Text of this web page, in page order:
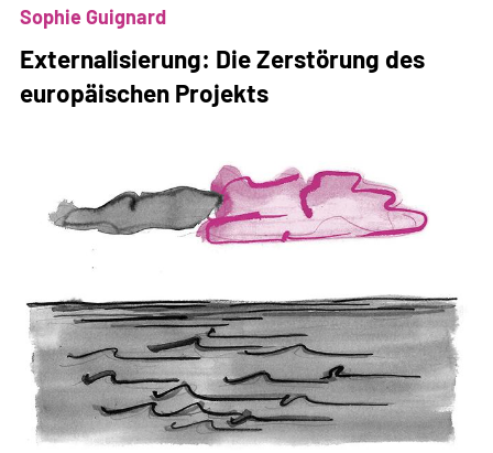
EU-
Asylreform
Sophie Guignard
Externalisierung: Die Zerstörung des
europäischen Projekts